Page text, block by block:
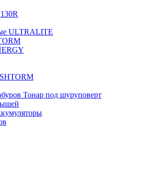
ULTRALITE
Тонар под шуруповерт